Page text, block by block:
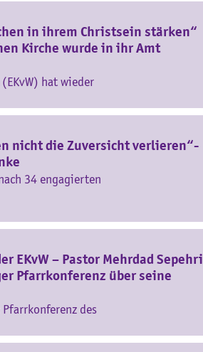
in ihrem Christsein stärken“
Kirche wurde in ihr Amt
hat wieder
nicht die Zuversicht verlieren“-
34 engagierten
EKvW – Pastor Mehrdad Sepehri
Pfarrkonferenz über seine
des